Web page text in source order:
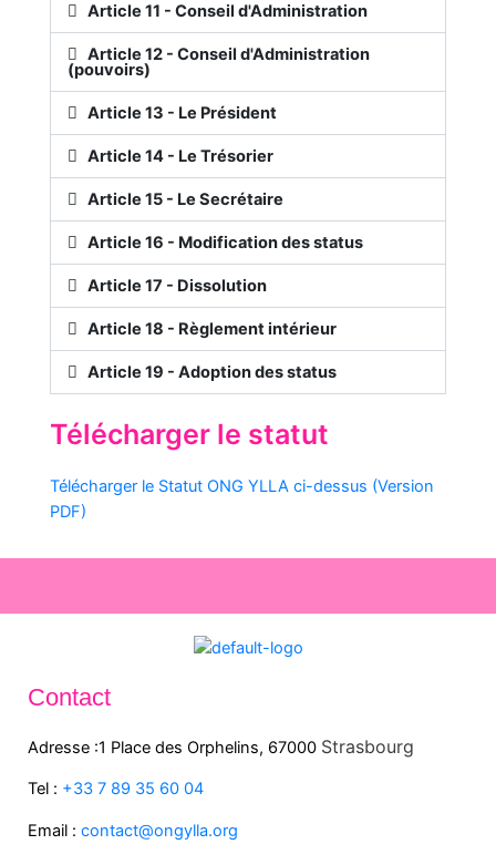
Article 11 - Conseil d'Administration
Article 12 - Conseil d'Administration
(pouvoirs)
Article 13 - Le Président
Article 14 - Le Trésorier
Article 15 - Le Secrétaire
Article 16 - Modification des status
Article 17 - Dissolution
Article 18 - Règlement intérieur
Article 19 - Adoption des status
Télécharger le statut
Télécharger le Statut ONG YLLA ci-dessus (Version
PDF)
Contact
Adresse :1 Place des Orphelins, 67000 Strasbourg
Tel : +33 7 89 35 60 04
Email : contact@ongylla.org